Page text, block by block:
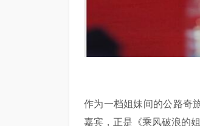
作为一档姐妹间的公路奇
嘉宾，正是《乘风破浪的